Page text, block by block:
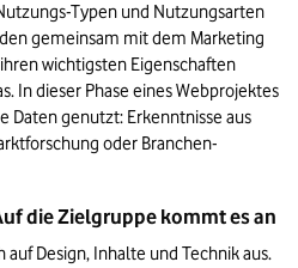
Typen und Nutzungsarten
gemeinsam mit dem Marketing
wichtigsten Eigenschaften
In dieser Phase eines Webprojektes
Daten genutzt: Erkenntnisse aus
oder Branchen-
die Zielgruppe kommt es an
auf Design, Inhalte und Technik aus.